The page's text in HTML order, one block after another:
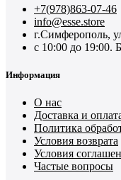
+7(978)863-07-46
info@esse.store
г.Симферополь,
с 10:00 до 19:00.
Информация
О нас
Доставка и
Политика
Условия возврата
Условия
Частые вопросы